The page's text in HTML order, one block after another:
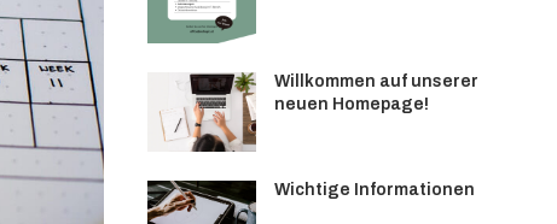
Willkommen auf unserer
neuen Homepage!
Wichtige Informationen